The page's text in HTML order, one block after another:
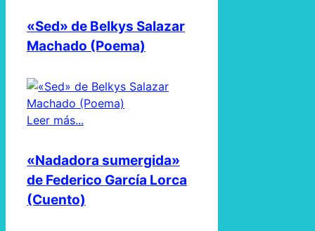
«Sed» de Belkys Salazar
Machado (Poema)
Leer más...
«Nadadora sumergida»
de Federico García Lorca
(Cuento)